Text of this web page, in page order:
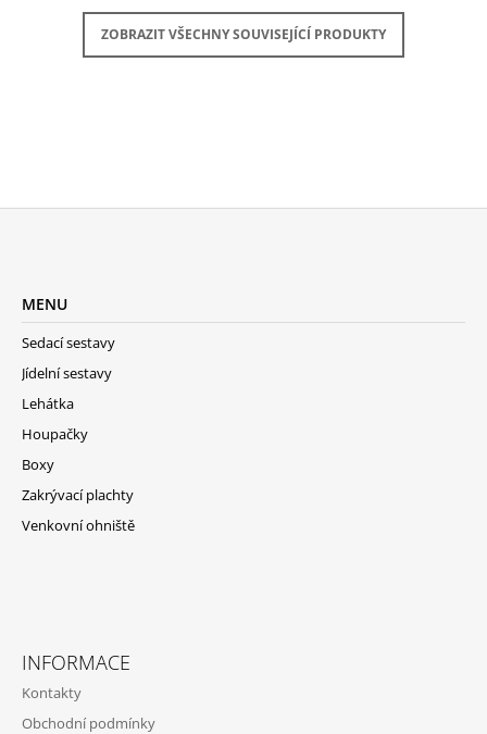
ZOBRAZIT VŠECHNY SOUVISEJÍCÍ PRODUKTY
MENU
Sedací sestavy
Jídelní sestavy
Lehátka
Houpačky
Boxy
Zakrývací plachty
Venkovní ohniště
INFORMACE
Kontakty
Obchodní podmínky